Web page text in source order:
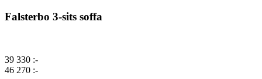
Falsterbo 3-sits soffa
39 330 :-
46 270 :-